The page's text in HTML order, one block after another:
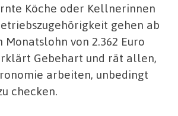
Köche oder Kellnerinnen
gehen ab
von 2.362 Euro
Gebehart und rät allen,
arbeiten, unbedingt
checken.